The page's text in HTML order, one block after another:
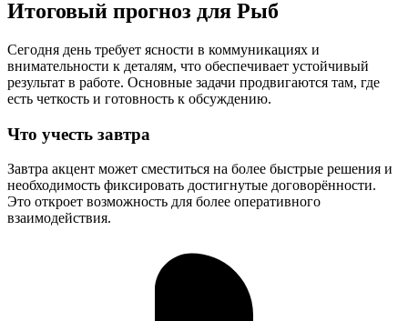
Итоговый прогноз для Рыб
Сегодня день требует ясности в коммуникациях и
внимательности к деталям, что обеспечивает устойчивый
результат в работе. Основные задачи продвигаются там, где
есть четкость и готовность к обсуждению.
Что учесть завтра
Завтра акцент может сместиться на более быстрые решения и
необходимость фиксировать достигнутые договорённости.
Это откроет возможность для более оперативного
взаимодействия.